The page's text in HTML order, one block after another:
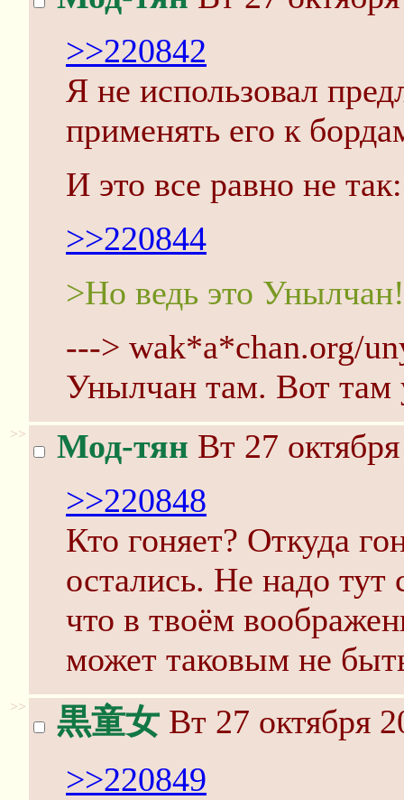
>>220842
Я не использовал
применять его к
И это все равно не
>>220844
>Но ведь это Унылчан!
---> wak*a*chan.org/
Унылчан там. Вот там
>> Мод-тян Вт 27
>>220848
Кто гоняет? Откуда
остались. Не надо тут
что в твоём
может таковым не
>> 黒童女 Вт 27 октября
>>220849